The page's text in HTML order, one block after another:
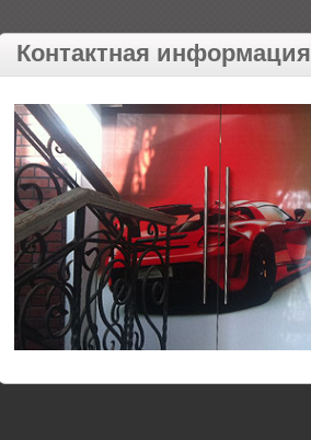
Контактная информация